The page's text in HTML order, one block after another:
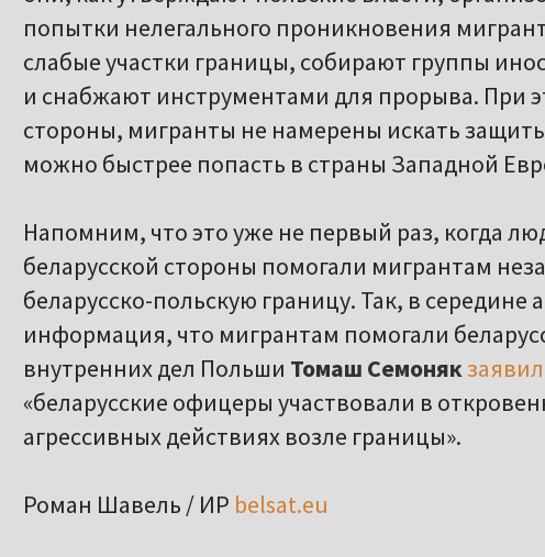
попытки нелегального проникновения
слабые участки границы, собирают группы
и снабжают инструментами для прорыва. При
стороны, мигранты не намерены искать
можно быстрее попасть в страны Западной
Напомним, что это уже не первый раз, когда
беларусской стороны помогали мигрантам
беларусско-польскую границу. Так, в середине
информация, что мигрантам помогали
внутренних дел Польши Томаш Семонякзаявил
«беларусские офицеры участвовали в
агрессивных действиях возле границы».
Роман Шавель / ИР belsat.eu